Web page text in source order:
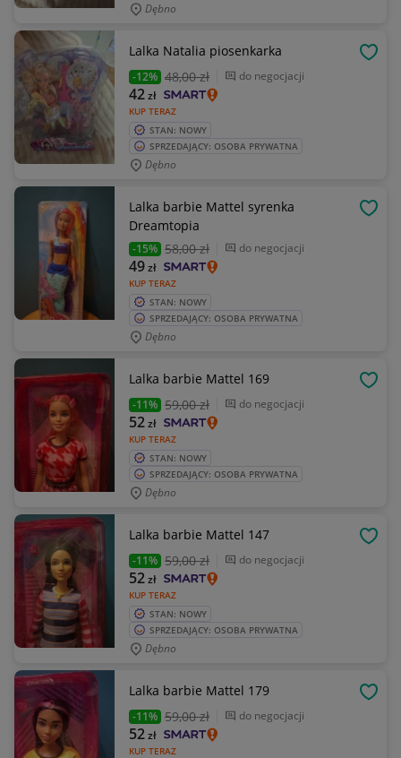
Dębno
Lalka Natalia piosenkarka
-12% 48,00 zł do negocjacji
KUP TERAZ
42zł
STAN: NOWY
SPRZEDAJĄCY: OSOBA PRYWATNA
Dębno
Lalka barbie Mattel syrenka
Dreamtopia
-15% 58,00 zł do negocjacji
KUP TERAZ
49zł
STAN: NOWY
SPRZEDAJĄCY: OSOBA PRYWATNA
Dębno
Lalka barbie Mattel 169
-11% 59,00 zł do negocjacji
KUP TERAZ
52zł
STAN: NOWY
SPRZEDAJĄCY: OSOBA PRYWATNA
Dębno
Lalka barbie Mattel 147
-11% 59,00 zł do negocjacji
KUP TERAZ
52zł
STAN: NOWY
SPRZEDAJĄCY: OSOBA PRYWATNA
Dębno
Lalka barbie Mattel 179
-11% 59,00 zł do negocjacji
KUP TERAZ
52zł